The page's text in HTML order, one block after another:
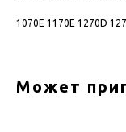
1070E 1170E 1270D
Может